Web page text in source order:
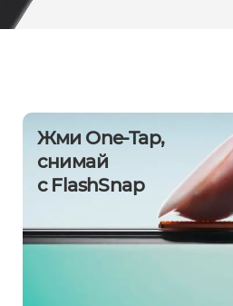
Жми One-Tap,
снимай
с FlashSnap